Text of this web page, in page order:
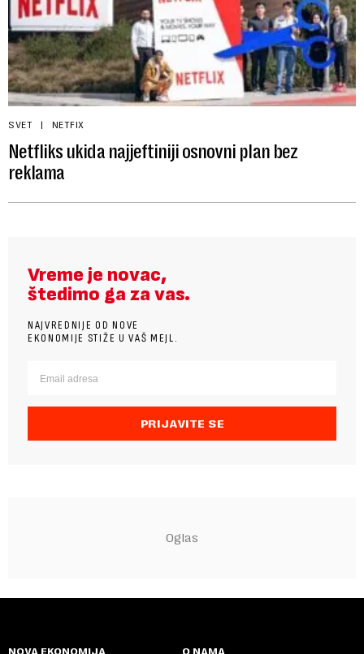
SVET NETFIX
Netfliks ukida najjeftiniji osnovni plan bez
reklama
Vreme je novac,
štedimo ga za vas.
NAJVREDNIJE OD NOVE
EKONOMIJE STIŽE U VAŠ MEJL.
PRIJAVITE SE
NOVA EKONOMIJA O NAMA